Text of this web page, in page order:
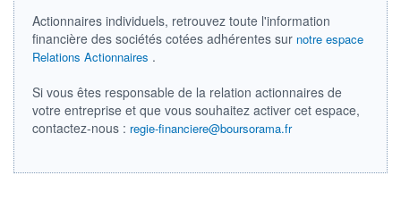
+ PORTEFEUILLE + LISTE
Actionnaires individuels, retrouvez toute l'information
financière des sociétés cotées adhérentes sur notre espace
Relations Actionnaires .
Si vous êtes responsable de la relation actionnaires de
votre entreprise et que vous souhaitez activer cet espace,
contactez-nous : regie-financiere@boursorama.fr